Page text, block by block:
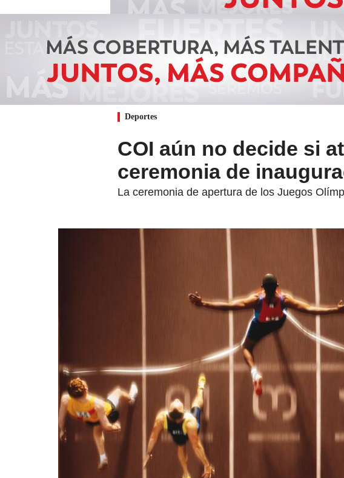
Deportes
COI aún no decide si
ceremonia de
La ceremonia de apertura de los Juegos